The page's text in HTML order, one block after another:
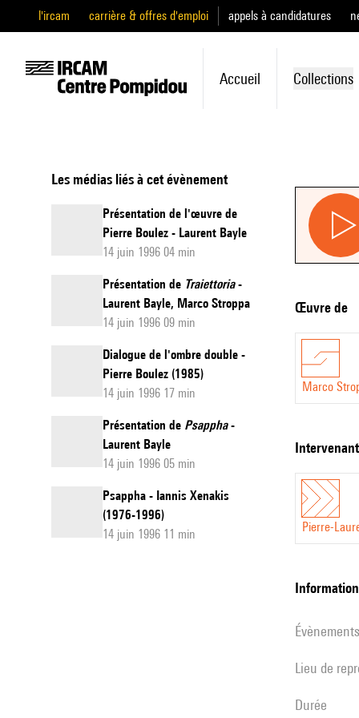
l'ircam carrière & offres d'emploi appels à candidatures
Accueil Collections
Les médias liés à cet évènement
Présentation de l'œuvre de
Pierre Boulez - Laurent Bayle
14 juin 1996 04 min
Présentation de Traiettoria-
Laurent Bayle, Marco Stroppa
14 juin 1996 09 min
Dialogue de l'ombre double -
Pierre Boulez (1985)
14 juin 1996 17 min
Présentation de Psappha-
Laurent Bayle
14 juin 1996 05 min
Psappha - Iannis Xenakis
(1976-1996)
14 juin 1996 11 min
Œuvre de
Marco
Pierre-
évènements
Lieu de
durée